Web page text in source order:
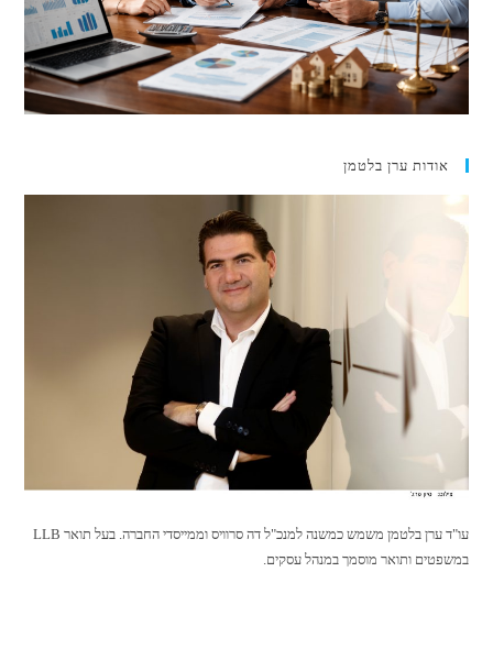
אודות ערן בלטמן
עו"ד ערן בלטמן משמש כמשנה למנכ"ל דה סרוויס וממייסדי החברה. בעל תואר LLB
במשפטים ותואר מוסמך במנהל עסקים.